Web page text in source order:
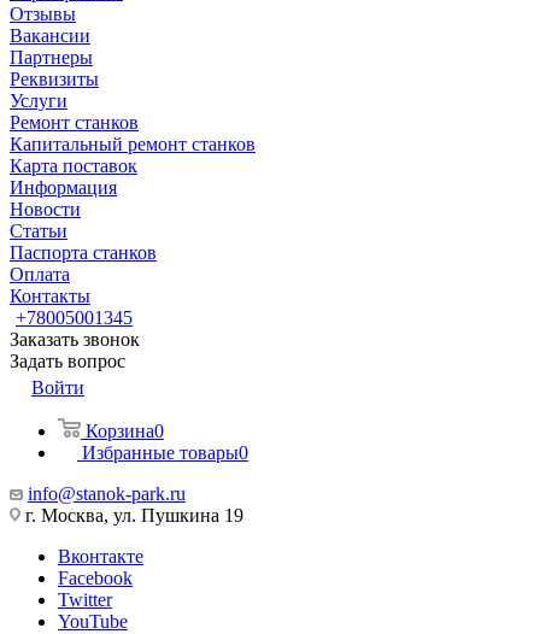
Отзывы
Вакансии
Партнеры
Реквизиты
Услуги
Ремонт станков
Капитальный ремонт станков
Карта поставок
Информация
Новости
Статьи
Паспорта станков
Оплата
Контакты
+78005001345
Заказать звонок
Задать вопрос
Войти
Корзина0
Избранные товары0
info@stanok-park.ru
г. Москва, ул. Пушкина 19
Вконтакте
Facebook
Twitter
YouTube